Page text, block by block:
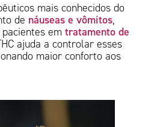
mais conhecidos do
de náuseas e vômitos,
pacientes emtratamento de
ajuda a controlar esses
maior conforto aos